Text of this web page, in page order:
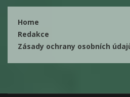
Home
Redakce
Zásady ochrany osobních